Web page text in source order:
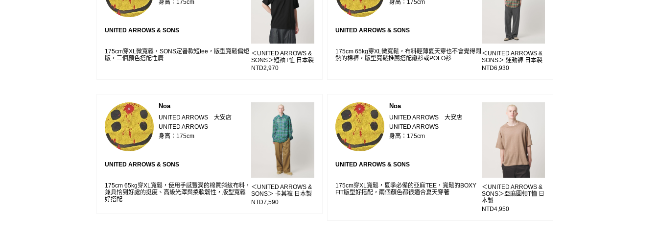
身高：175cm
UNITED ARROWS & SONS
175cm穿XL微寬鬆，SONS定番款短tee，版型寬鬆偏短
版，三個顏色搭配性廣
＜UNITED ARROWS &
SONS＞短袖T恤 日本製
NTD2,970
身高：175cm
UNITED ARROWS & SONS
175cm 65kg穿XL微寬鬆，布料輕薄夏天穿也不會覺得悶
熱的棉褲，版型寬鬆推薦搭配襯衫或POLO衫
＜UNITED ARROWS &
SONS＞ 運動褲 日本製
NTD6,930
Noa
UNITED ARROWS 大安店
UNITED ARROWS
身高：175cm
UNITED ARROWS & SONS
175cm 65kg穿XL寬鬆，使用手感豐潤的棉質斜紋布料，
兼具恰到好處的挺度、高級光澤與柔軟韌性，版型寬鬆
好搭配
＜UNITED ARROWS &
SONS＞ 卡其褲 日本製
NTD7,590
Noa
UNITED ARROWS 大安店
UNITED ARROWS
身高：175cm
UNITED ARROWS & SONS
175cm穿XL寬鬆，夏季必備的亞麻TEE，寬鬆的BOXY
FIT版型好搭配，兩個顏色都很適合夏天穿著
＜UNITED ARROWS &
SONS＞亞麻圓領T恤 日
本製
NTD4,950